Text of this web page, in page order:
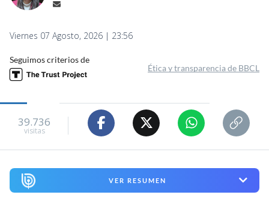
Viernes 07 Agosto, 2026 | 23:56
Seguimos criterios de
Ética y transparencia de BBCL
39.736
visitas
VER RESUMEN